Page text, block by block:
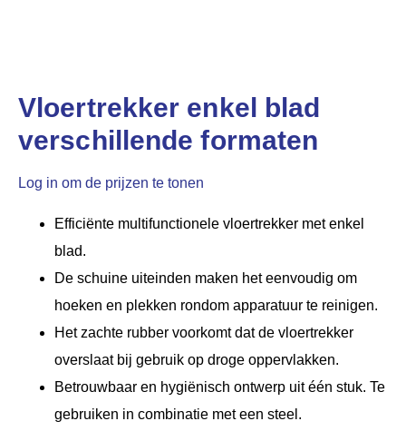
Vloertrekker enkel blad
verschillende formaten
Log in om de prijzen te tonen
Efficiënte multifunctionele vloertrekker met enkel
blad.
De schuine uiteinden maken het eenvoudig om
hoeken en plekken rondom apparatuur te reinigen.
Het zachte rubber voorkomt dat de vloertrekker
overslaat bij gebruik op droge oppervlakken.
Betrouwbaar en hygiënisch ontwerp uit één stuk. Te
gebruiken in combinatie met een steel.